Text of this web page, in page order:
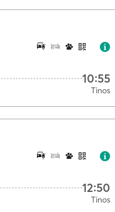
10:55
Tinos
12:50
Tinos